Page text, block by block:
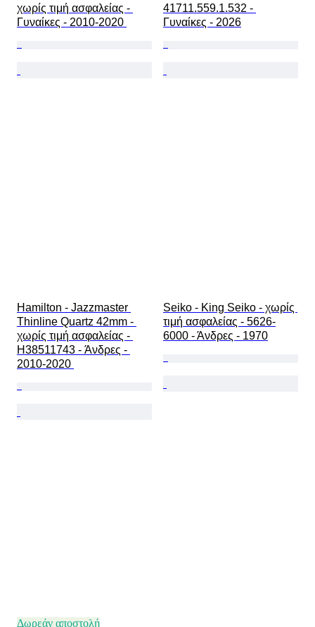
χωρίς τιμή ασφαλείας -
Γυναίκες - 2010-2020
41711.559.1.532 -
Γυναίκες - 2026
Hamilton - Jazzmaster
Thinline Quartz 42mm -
χωρίς τιμή ασφαλείας -
H38511743 - Άνδρες -
2010-2020
Seiko - King Seiko - χωρίς
τιμή ασφαλείας - 5626-
6000 - Άνδρες - 1970
Δωρεάν αποστολή